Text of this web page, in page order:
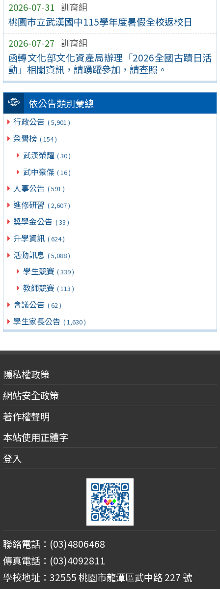
2026-07-31 訓育組
桃園市立武漢國中115學年度暑假全校返校日
2026-07-27 訓育組
函轉文化部文化資產局辦理「2026全國古蹟日活
動」相關資訊，請踴躍參加，請查照。
依公告類別彙總
行政公告 ( 5,901 )
榮譽榜 ( 154 )
武漢榮耀 ( 30 )
武中豪傑 ( 16 )
人事公告 ( 591 )
進修研習 ( 2,607 )
獎學金公告 ( 33 )
升學資訊 ( 624 )
活動訊息 ( 5,088 )
學生競賽 ( 339 )
教師競賽 ( 113 )
會議公告 ( 62 )
學生家長公告 ( 1,630 )
隱私權政策
網站安全政策
著作權聲明
本站使用正體字
登入
聯絡電話：(03)4806468
傳真電話：(03)4092811
學校地址：32555 桃園市龍潭區武中路 227 號